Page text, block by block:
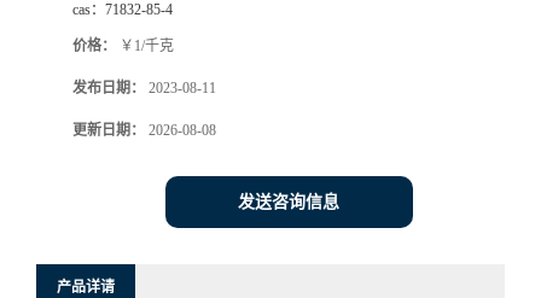
cas： 71832-85-4
价格： ￥1/千克
发布日期： 2023-08-11
更新日期： 2026-08-08
发送咨询信息
产品详请